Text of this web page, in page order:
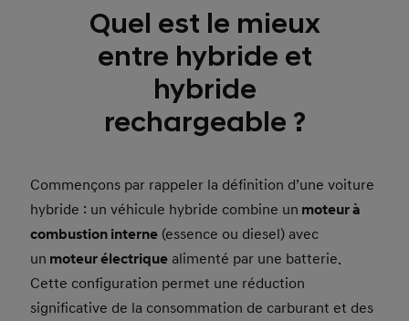
Quel est le mieux
entre hybride et
hybride
rechargeable ?
Commençons par rappeler la définition d’une voiture
hybride : un véhicule hybride combine un moteur à
combustion interne (essence ou diesel) avec
un moteur électrique alimenté par une batterie.
Cette configuration permet une réduction
significative de la consommation de carburant et des